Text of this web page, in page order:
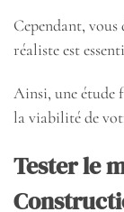
Cependant,
réaliste est
Ainsi, une étude
la viabilité de
Tester le